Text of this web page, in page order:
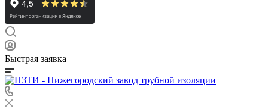
Быстрая заявка